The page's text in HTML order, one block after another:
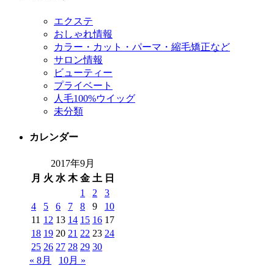
エクステ
おしゃれ情報
カラー・カット・パーマ・縮毛矯正など
サロン情報
ビューティー
プライベート
人毛100%ウイッグ
未分類
カレンダー
2017年9月
月 火 水 木 金 土 日
1
2
3
4
5 6 7 8 9
10
11 12 13 14 15 16 17
18 19 20 21 22 23 24
25 26 27 28 29 30
« 8月
10月 »